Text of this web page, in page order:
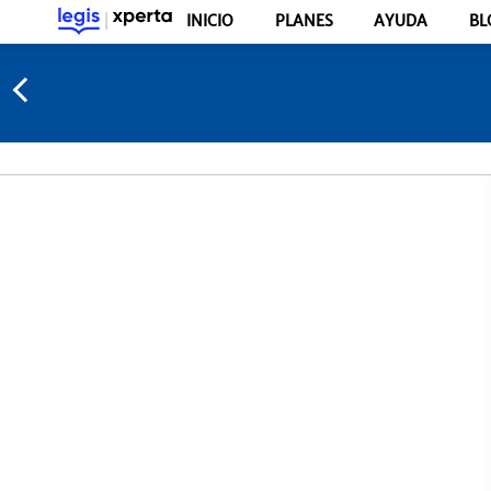
INICIO PLANES AYUDA